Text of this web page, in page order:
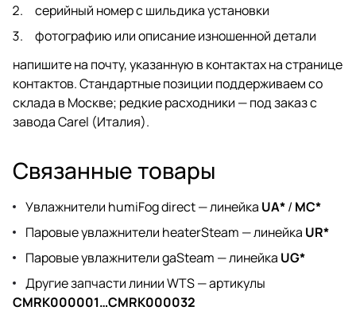
серийный номер с шильдика установки
фотографию или описание изношенной детали
напишите на почту, указанную в контактахнастранице
контактов. Стандартные позиции поддерживаем со
склада в Москве; редкие расходники — под заказ с
завода Carel (Италия).
Связанные товары
Увлажнители humiFog direct — линейка UA*/ MC*
Паровые увлажнители heaterSteam — линейка UR*
Паровые увлажнители gaSteam — линейка UG*
Другие запчасти линии WTS — артикулы
CMRK000001…CMRK000032